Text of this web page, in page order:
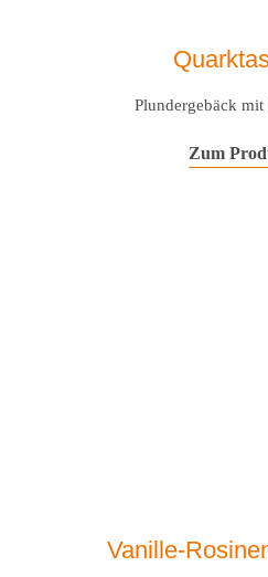
Plundergebäck
Zum
Vanille-